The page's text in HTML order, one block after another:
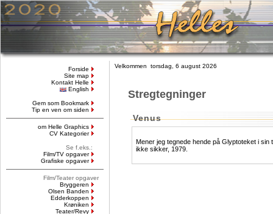
Forside
Site map
Kontakt Helle
English
Gem som Bookmark
Tip en ven om siden
om Helle Graphics
CV Kategorier
Se f.eks.:
Film/TV opgaver
Grafiske opgaver
Film/Teater opgaver
Bryggeren
Olsen Banden
Edderkoppen
Krøniken
Teater/Revy
Velkommen torsdag, 6 august 2026
Stregtegninger
Venus
Mener jeg tegnede hende på Glyptoteket i sin
ikke sikker, 1979.